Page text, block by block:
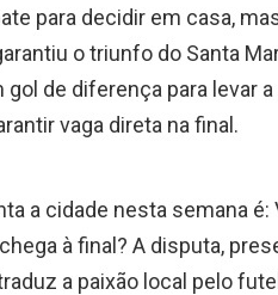
para decidir em casa,
o triunfo do Santa
gol de diferença para levar
vaga direta na final.
a cidade nesta semana é:
à final? A disputa,
a paixão local pelo